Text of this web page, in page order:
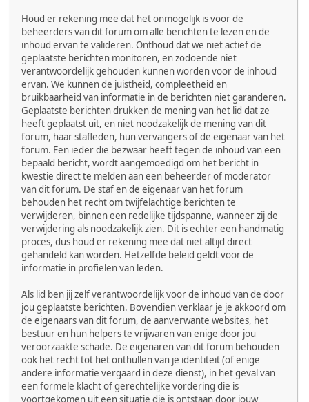
Houd er rekening mee dat het onmogelijk is voor de
beheerders van dit forum om alle berichten te lezen en de
inhoud ervan te valideren. Onthoud dat we niet actief de
geplaatste berichten monitoren, en zodoende niet
verantwoordelijk gehouden kunnen worden voor de inhoud
ervan. We kunnen de juistheid, compleetheid en
bruikbaarheid van informatie in de berichten niet garanderen.
Geplaatste berichten drukken de mening van het lid dat ze
heeft geplaatst uit, en niet noodzakelijk de mening van dit
forum, haar stafleden, hun vervangers of de eigenaar van het
forum. Een ieder die bezwaar heeft tegen de inhoud van een
bepaald bericht, wordt aangemoedigd om het bericht in
kwestie direct te melden aan een beheerder of moderator
van dit forum. De staf en de eigenaar van het forum
behouden het recht om twijfelachtige berichten te
verwijderen, binnen een redelijke tijdspanne, wanneer zij de
verwijdering als noodzakelijk zien. Dit is echter een handmatig
proces, dus houd er rekening mee dat niet altijd direct
gehandeld kan worden. Hetzelfde beleid geldt voor de
informatie in profielen van leden.
Als lid ben jij zelf verantwoordelijk voor de inhoud van de door
jou geplaatste berichten. Bovendien verklaar je je akkoord om
de eigenaars van dit forum, de aanverwante websites, het
bestuur en hun helpers te vrijwaren van enige door jou
veroorzaakte schade. De eigenaren van dit forum behouden
ook het recht tot het onthullen van je identiteit (of enige
andere informatie vergaard in deze dienst), in het geval van
een formele klacht of gerechtelijke vordering die is
voortgekomen uit een situatie die is ontstaan door jouw